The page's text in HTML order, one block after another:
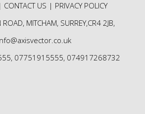
CONTACT US | PRIVACY POLICY
MITCHAM, SURREY,CR4 2JB,
07751915555, 074917268732